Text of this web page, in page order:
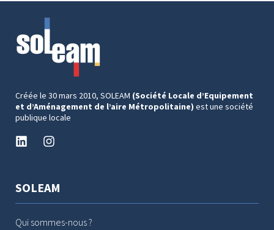
Créée le 30 mars 2010, SOLEAM (Société Locale d’Equipement
et d’Aménagement de l’aire Métropolitaine) est une société
publique locale
SOLEAM
Qui sommes-nous ?